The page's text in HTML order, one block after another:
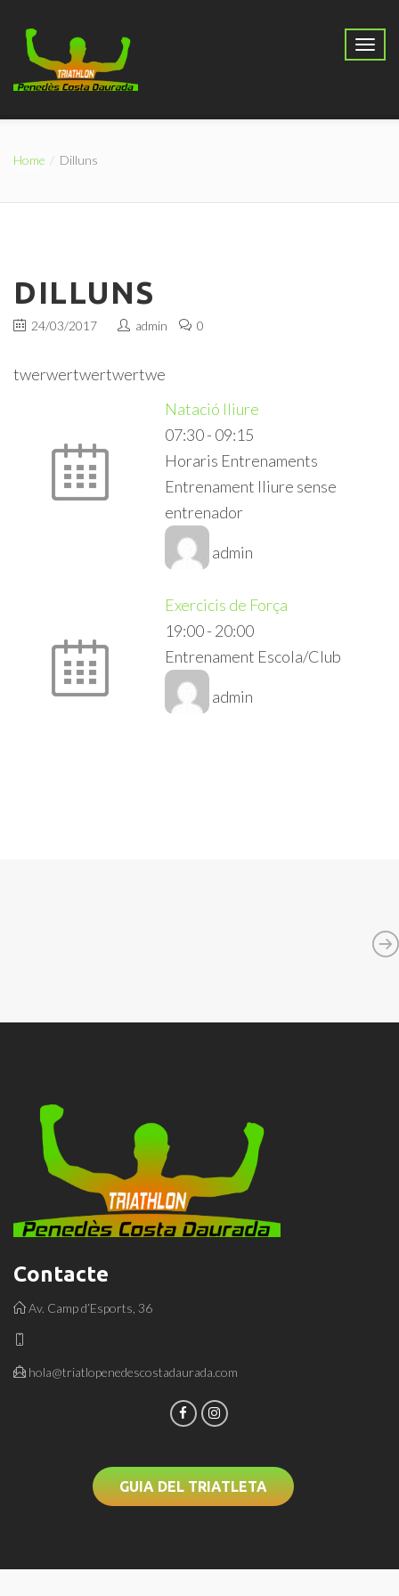
Home Dilluns
DILLUNS
24/03/2017 admin 0
twerwertwertwertwe
Natació lliure
07:30- 09:15
Horaris Entrenaments
Entrenament lliure sense
entrenador
admin
Exercicis de Força
19:00- 20:00
Entrenament Escola/Club
admin
Contacte
Av. Camp d’Esports, 36
hola@triatlopenedescostadaurada.com
GUIA DEL TRIATLETA